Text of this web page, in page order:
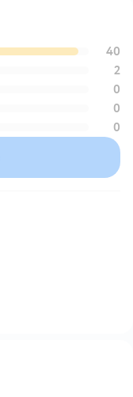
40
2
0
0
0